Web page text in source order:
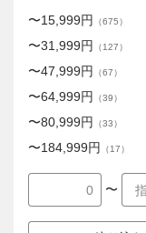
〜15,999円 （675）
〜31,999円 （127）
〜47,999円 （67）
〜64,999円 （39）
〜80,999円 （33）
〜184,999円 （17）
〜